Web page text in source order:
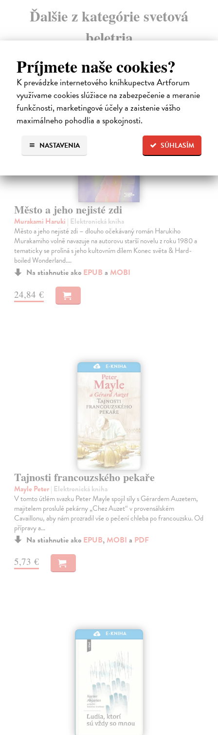
Príjmete naše cookies?
K prevádzke internetového kníhkupectva Artforum
využívame cookies slúžiace na zabezpečenie a meranie
funkčnosti, marketingové účely a zaistenie vášho
maximálneho pohodlia a spokojnosti.
SÚHLASÍM
NASTAVENIA
Ďalšie z kategórie svetová
beletria
E-KNIHA
Město a jeho nejisté zdi
Murakami Haruki | Elektronická kniha
Město a jeho nejisté zdi – dlouho očekávaný román Harukiho
Murakamiho volně navazuje na autorovu starší novelu z roku 1980 a
tematicky se prolíná s jeho kultovním dílem Konec světa & Hard-
boiled Wonderland.…
Na stiahnutie ako EPUB a MOBI
24,84 €
E-KNIHA
Tajnosti francouzského pekaře
Mayle Peter| Elektronická kniha
V tomto útlém svazku Peter Mayle spojil síly s Gérardem Auzetem,
majitelem proslulé pekárny „Chez Auzet“ v provensálském
Cavaillonu, aby nám prozradil vše o pečení chleba po francouzsku. Od
přípravy a…
Na stiahnutie ako EPUB, MOBI a PDF
5,73 €
E-KNIHA